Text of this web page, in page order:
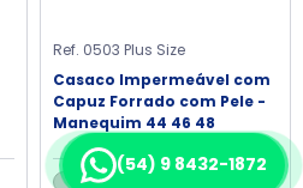
(54) 9 8432-1872
Ref. 0503 Plus Size
Casaco Impermeável com
Capuz Forrado com Pele -
Manequim 44 46 48